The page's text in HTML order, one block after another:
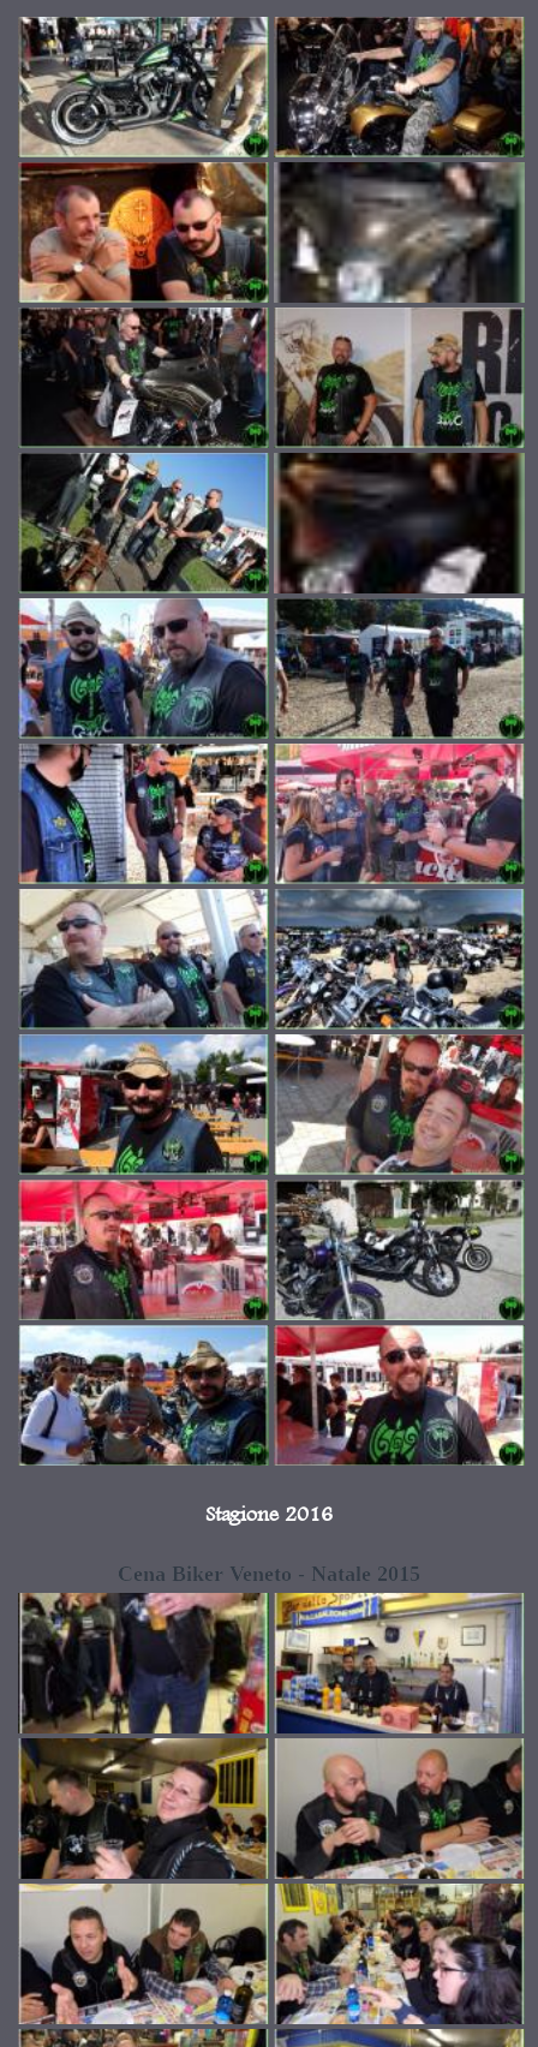
Stagione 2016
Cena Biker Veneto - Natale 2015